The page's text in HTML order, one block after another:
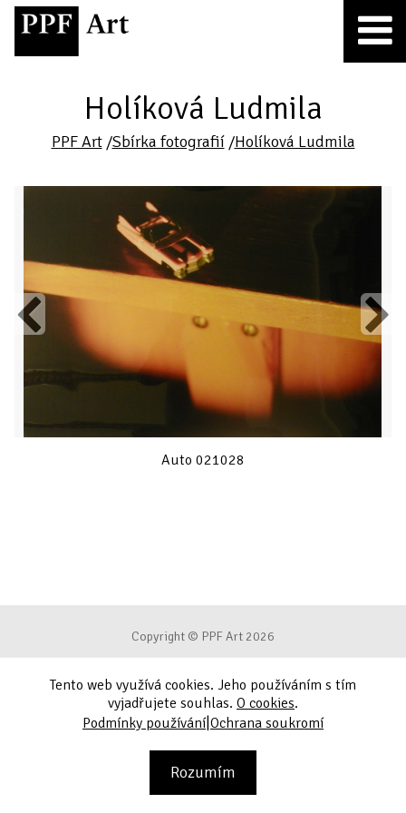
Holíková Ludmila
PPF Art/Sbírka fotografií/Holíková Ludmila
Previous
Auto 021028
Next
Copyright © PPF Art 2026
Podmínky používání
Ochrana soukromí
Tento web využívá cookies. Jeho používáním s tím
vyjadřujete souhlas. O cookies.
Podmínky používání|Ochrana soukromí
Rozumím